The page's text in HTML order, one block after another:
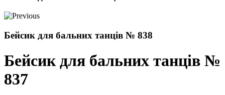
Бейсик для бальних танців № 838
Бейсик для бальних танців №
837